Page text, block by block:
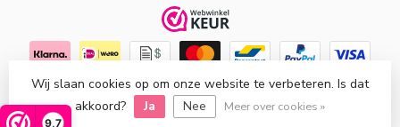
9,7
© Copyright 2026 Hout en Plezier- Powered byLightspeed-
Lightspeed designby Dyvelopment
Wij slaan cookies op om onze website te verbeteren. Is dat
akkoord?
Ja Nee Meer over cookies »